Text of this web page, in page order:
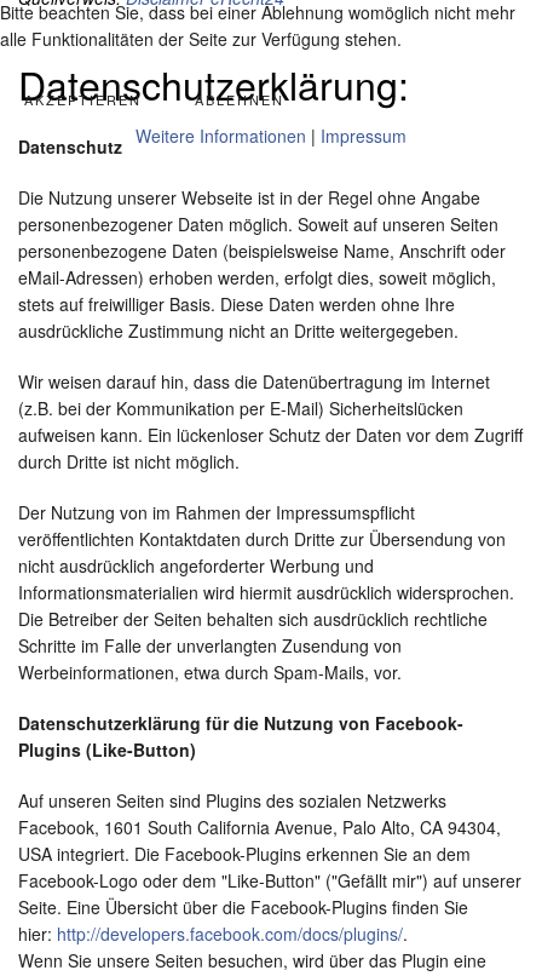
Datenschutzerklärung:
Datenschutz
Die Nutzung unserer Webseite ist in der Regel ohne Angabe
personenbezogener Daten möglich. Soweit auf unseren Seiten
personenbezogene Daten (beispielsweise Name, Anschrift oder
eMail-Adressen) erhoben werden, erfolgt dies, soweit möglich,
stets auf freiwilliger Basis. Diese Daten werden ohne Ihre
ausdrückliche Zustimmung nicht an Dritte weitergegeben.
Wir weisen darauf hin, dass die Datenübertragung im Internet
(z.B. bei der Kommunikation per E-Mail) Sicherheitslücken
aufweisen kann. Ein lückenloser Schutz der Daten vor dem Zugriff
durch Dritte ist nicht möglich.
Der Nutzung von im Rahmen der Impressumspflicht
veröffentlichten Kontaktdaten durch Dritte zur Übersendung von
nicht ausdrücklich angeforderter Werbung und
Informationsmaterialien wird hiermit ausdrücklich widersprochen.
Die Betreiber der Seiten behalten sich ausdrücklich rechtliche
Schritte im Falle der unverlangten Zusendung von
Werbeinformationen, etwa durch Spam-Mails, vor.
Datenschutzerklärung für die Nutzung von Facebook-
Plugins (Like-Button)
Auf unseren Seiten sind Plugins des sozialen Netzwerks
Facebook, 1601 South California Avenue, Palo Alto, CA 94304,
USA integriert. Die Facebook-Plugins erkennen Sie an dem
Facebook-Logo oder dem "Like-Button" ("Gefällt mir") auf unserer
Seite. Eine Übersicht über die Facebook-Plugins finden Sie
hier: http://developers.facebook.com/docs/plugins/.
Wenn Sie unsere Seiten besuchen, wird über das Plugin eine
Bitte beachten Sie, dass bei einer Ablehnung womöglich nicht mehr
alle Funktionalitäten der Seite zur Verfügung stehen.
AKZEPTIEREN ABLEHNEN
Weitere Informationen | Impressum